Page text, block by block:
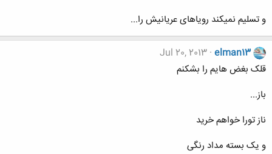
و تسلیم نمیکند رویاهای عریانیش را...
elman13
Jul 20, 2013
قلک بغض هایم را بشکنم
باز...
ناز تورا خواهم خرید
و یک بسته مداد رنگی